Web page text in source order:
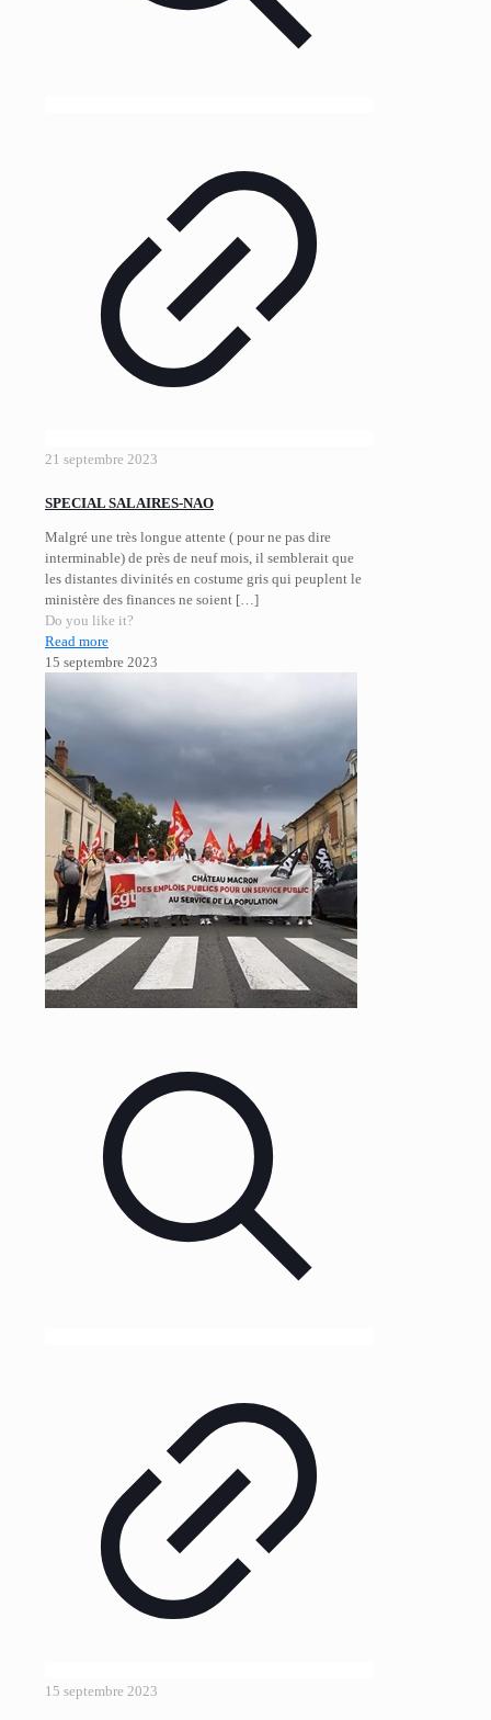
21 septembre 2023
SPECIAL SALAIRES-NAO
Malgré une très longue attente ( pour ne pas dire
interminable) de près de neuf mois, il semblerait que
les distantes divinités en costume gris qui peuplent le
ministère des finances ne soient […]
Do you like it?
Read more
15 septembre 2023
15 septembre 2023